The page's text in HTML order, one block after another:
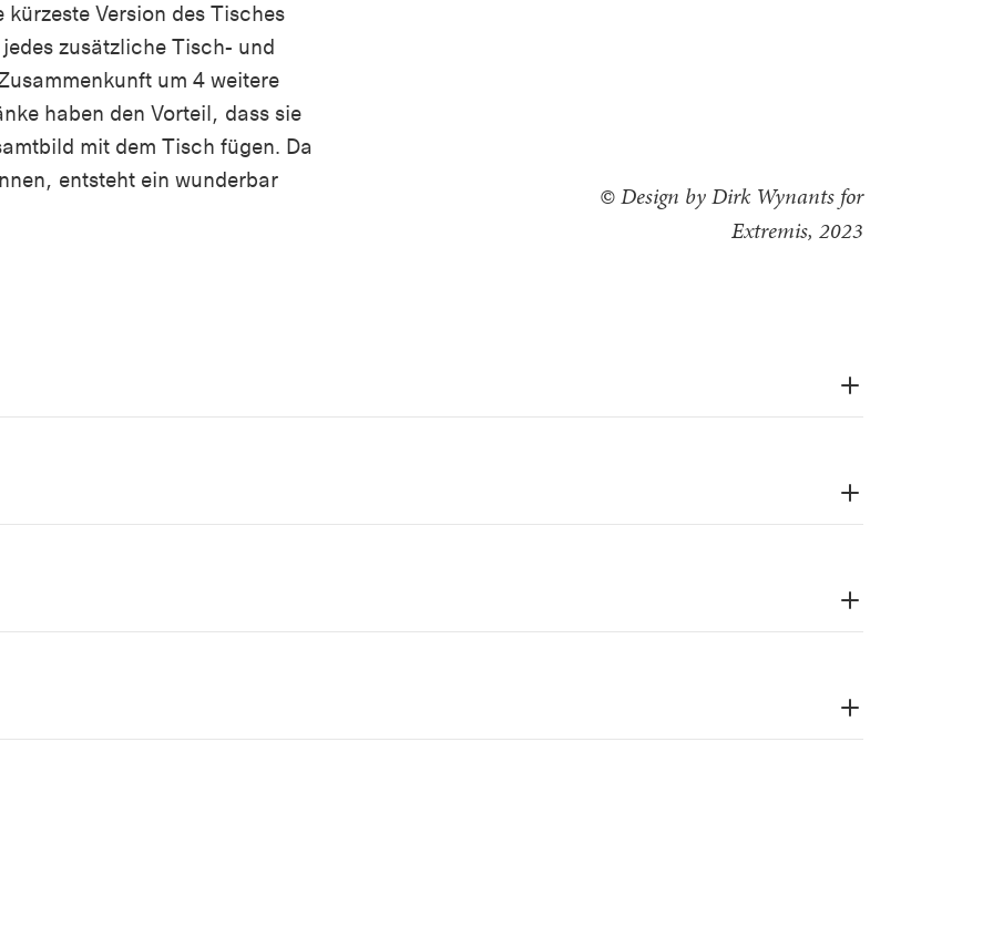
Version des Tisches
zusätzliche Tisch- und
um 4 weitere
haben den Vorteil, dass sie
mit dem Tisch fügen. Da
entsteht ein wunderbar
© Design by Dirk Wynants for
Extremis, 2023